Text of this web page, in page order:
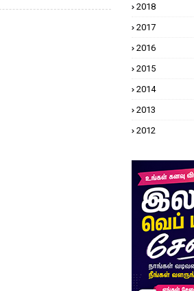
2018
2017
2016
2015
2014
2013
2012